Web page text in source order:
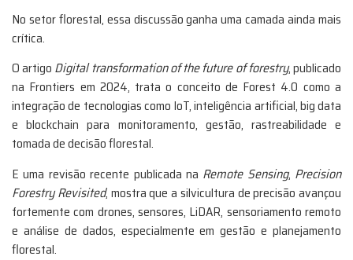
No setor florestal, essa discussão ganha uma camada ainda mais
crítica.
O artigo Digital transformation of the future of forestry, publicado
na Frontiers em 2024, trata o conceito de Forest 4.0 como a
integração de tecnologias como IoT, inteligência artificial, big data
e blockchain para monitoramento, gestão, rastreabilidade e
tomada de decisão florestal.
E uma revisão recente publicada na Remote Sensing, Precision
Forestry Revisited, mostra que a silvicultura de precisão avançou
fortemente com drones, sensores, LiDAR, sensoriamento remoto
e análise de dados, especialmente em gestão e planejamento
florestal.